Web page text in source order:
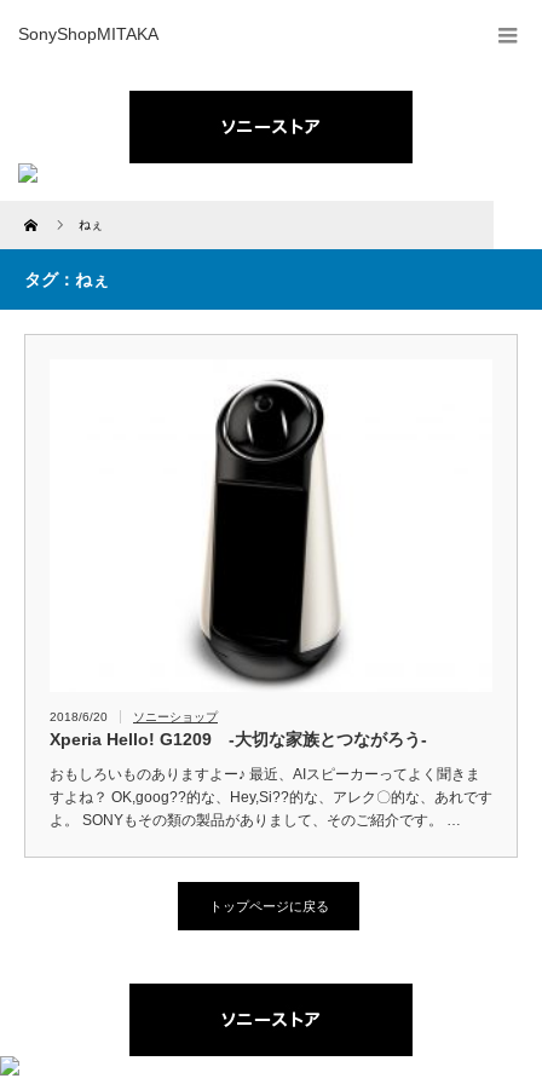
SonyShopMITAKA
Home ねぇ
タグ：ねぇ
2018/6/20 ソニーショップ
Xperia Hello! G1209 -大切な家族とつながろう-
おもしろいものありますよー♪ 最近、AIスピーカーってよく聞きま
すよね？ OK,goog??的な、Hey,Si??的な、アレク〇的な、あれです
よ。 SONYもその類の製品がありまして、そのご紹介です。 …
トップページに戻る